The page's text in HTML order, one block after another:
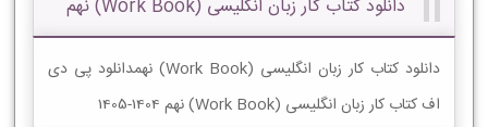
دانلود کتاب کار زبان انگلیسی (Work Book) نهم
دانلود کتاب کار زبان انگلیسی (Work Book) نهمدانلود پی دی
اف کتاب کار زبان انگلیسی (Work Book) نهم 1404-1405